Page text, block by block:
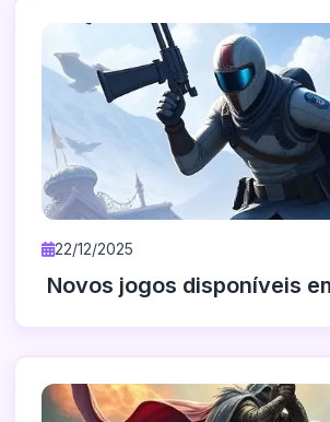
22/12/2025
Novos jogos disponíveis